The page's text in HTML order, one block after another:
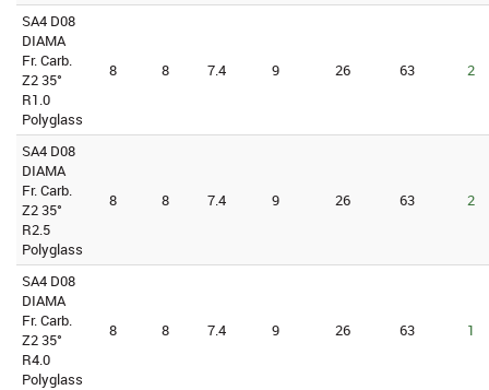
SA4 D08
DIAMA
Fr. Carb.
Z2 35°
R1.0
Polyglass
8 8 7.4 9 26 63 2
SA4 D08
DIAMA
Fr. Carb.
Z2 35°
R2.5
Polyglass
8 8 7.4 9 26 63 2
SA4 D08
DIAMA
Fr. Carb.
Z2 35°
R4.0
Polyglass
8 8 7.4 9 26 63 1